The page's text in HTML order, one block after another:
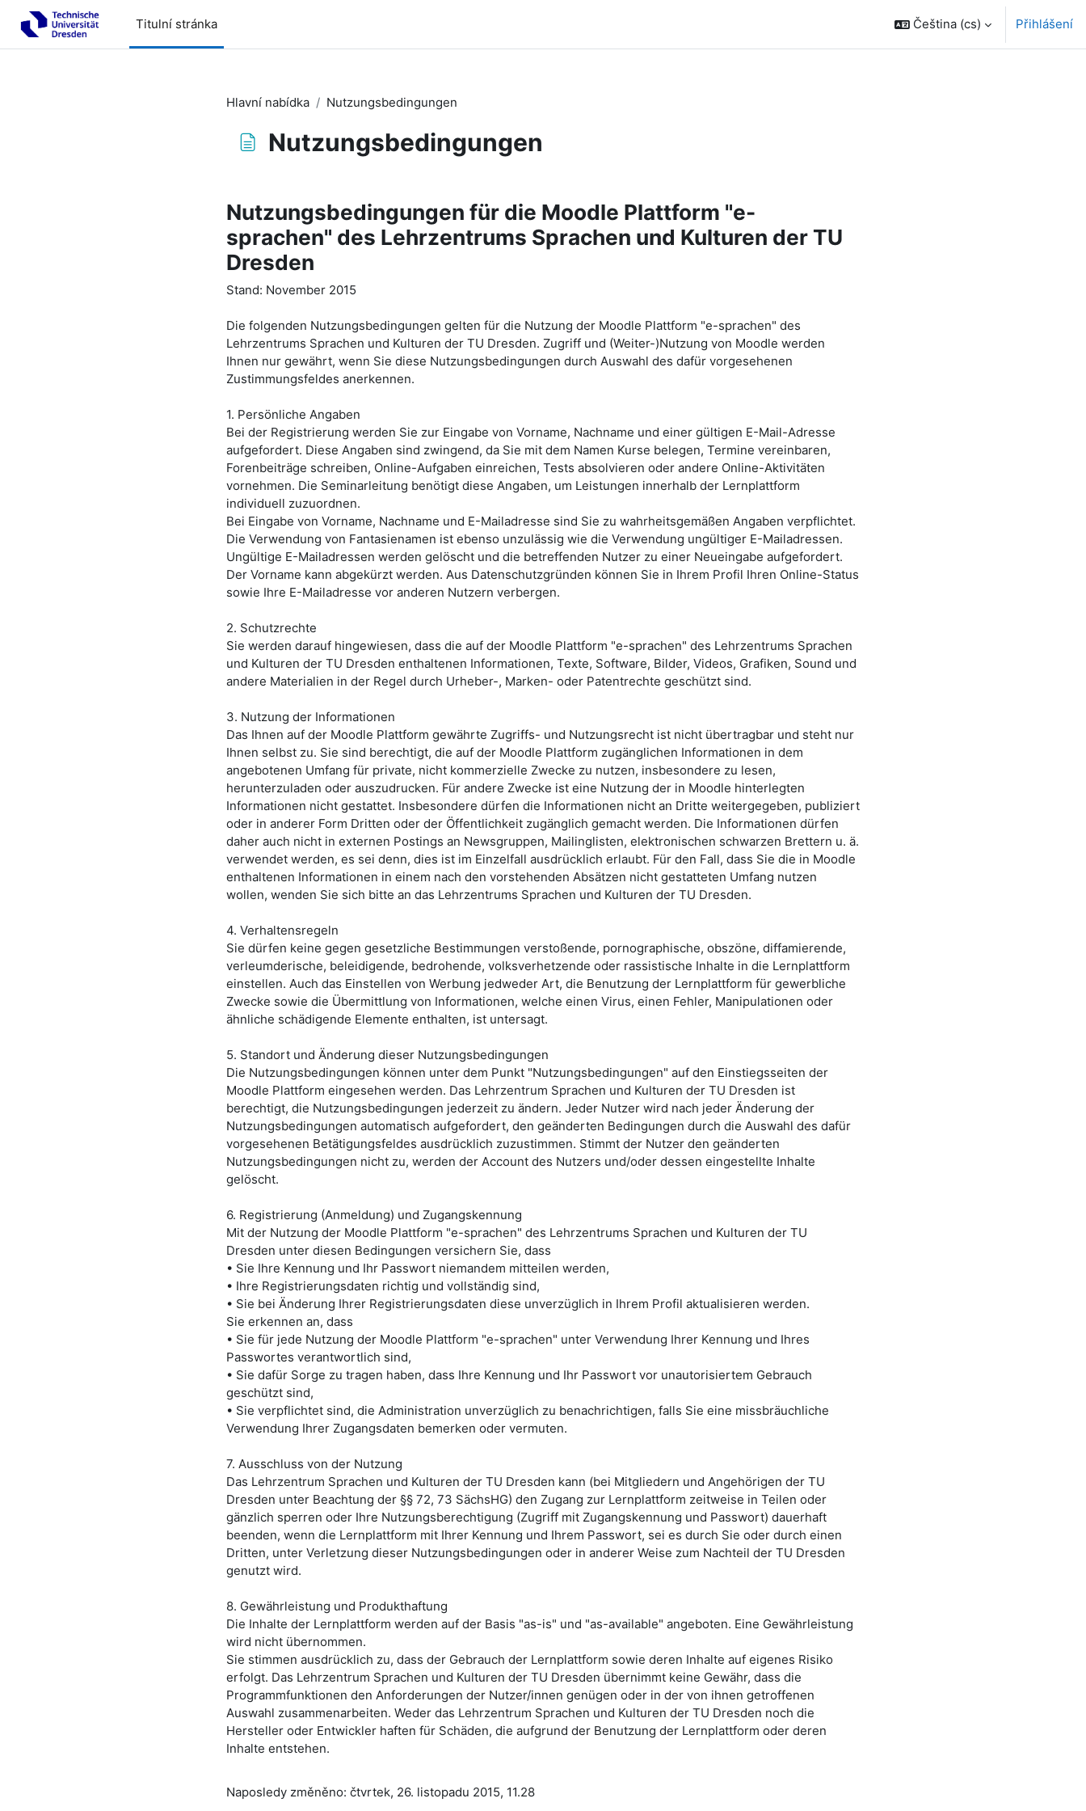
Přejít k hlavnímu obsahu
Titulní stránka
Čeština ‎(cs)‎ Přihlášení
Hlavní nabídka Nutzungsbedingungen
Nutzungsbedingungen
Nutzungsbedingungen für die Moodle Plattform "e-
sprachen" des Lehrzentrums Sprachen und Kulturen der TU
Dresden
Stand: November 2015
Die folgenden Nutzungsbedingungen gelten für die Nutzung der Moodle Plattform "e-sprachen" des
Lehrzentrums Sprachen und Kulturen der TU Dresden. Zugriff und (Weiter-)Nutzung von Moodle werden
Ihnen nur gewährt, wenn Sie diese Nutzungsbedingungen durch Auswahl des dafür vorgesehenen
Zustimmungsfeldes anerkennen.
1. Persönliche Angaben
Bei der Registrierung werden Sie zur Eingabe von Vorname, Nachname und einer gültigen E-Mail-Adresse
aufgefordert. Diese Angaben sind zwingend, da Sie mit dem Namen Kurse belegen, Termine vereinbaren,
Forenbeiträge schreiben, Online-Aufgaben einreichen, Tests absolvieren oder andere Online-Aktivitäten
vornehmen. Die Seminarleitung benötigt diese Angaben, um Leistungen innerhalb der Lernplattform
individuell zuzuordnen.
Bei Eingabe von Vorname, Nachname und E-Mailadresse sind Sie zu wahrheitsgemäßen Angaben verpflichtet.
Die Verwendung von Fantasienamen ist ebenso unzulässig wie die Verwendung ungültiger E-Mailadressen.
Ungültige E-Mailadressen werden gelöscht und die betreffenden Nutzer zu einer Neueingabe aufgefordert.
Der Vorname kann abgekürzt werden. Aus Datenschutzgründen können Sie in Ihrem Profil Ihren Online-Status
sowie Ihre E-Mailadresse vor anderen Nutzern verbergen.
2. Schutzrechte
Sie werden darauf hingewiesen, dass die auf der Moodle Plattform "e-sprachen" des Lehrzentrums Sprachen
und Kulturen der TU Dresden enthaltenen Informationen, Texte, Software, Bilder, Videos, Grafiken, Sound und
andere Materialien in der Regel durch Urheber-, Marken- oder Patentrechte geschützt sind.
3. Nutzung der Informationen
Das Ihnen auf der Moodle Plattform gewährte Zugriffs- und Nutzungsrecht ist nicht übertragbar und steht nur
Ihnen selbst zu. Sie sind berechtigt, die auf der Moodle Plattform zugänglichen Informationen in dem
angebotenen Umfang für private, nicht kommerzielle Zwecke zu nutzen, insbesondere zu lesen,
herunterzuladen oder auszudrucken. Für andere Zwecke ist eine Nutzung der in Moodle hinterlegten
Informationen nicht gestattet. Insbesondere dürfen die Informationen nicht an Dritte weitergegeben, publiziert
oder in anderer Form Dritten oder der Öffentlichkeit zugänglich gemacht werden. Die Informationen dürfen
daher auch nicht in externen Postings an Newsgruppen, Mailinglisten, elektronischen schwarzen Brettern u. ä.
verwendet werden, es sei denn, dies ist im Einzelfall ausdrücklich erlaubt. Für den Fall, dass Sie die in Moodle
enthaltenen Informationen in einem nach den vorstehenden Absätzen nicht gestatteten Umfang nutzen
wollen, wenden Sie sich bitte an das Lehrzentrums Sprachen und Kulturen der TU Dresden.
4. Verhaltensregeln
Sie dürfen keine gegen gesetzliche Bestimmungen verstoßende, pornographische, obszöne, diffamierende,
verleumderische, beleidigende, bedrohende, volksverhetzende oder rassistische Inhalte in die Lernplattform
einstellen. Auch das Einstellen von Werbung jedweder Art, die Benutzung der Lernplattform für gewerbliche
Zwecke sowie die Übermittlung von Informationen, welche einen Virus, einen Fehler, Manipulationen oder
ähnliche schädigende Elemente enthalten, ist untersagt.
5. Standort und Änderung dieser Nutzungsbedingungen
Die Nutzungsbedingungen können unter dem Punkt "Nutzungsbedingungen" auf den Einstiegsseiten der
Moodle Plattform eingesehen werden. Das Lehrzentrum Sprachen und Kulturen der TU Dresden ist
berechtigt, die Nutzungsbedingungen jederzeit zu ändern. Jeder Nutzer wird nach jeder Änderung der
Nutzungsbedingungen automatisch aufgefordert, den geänderten Bedingungen durch die Auswahl des dafür
vorgesehenen Betätigungsfeldes ausdrücklich zuzustimmen. Stimmt der Nutzer den geänderten
Nutzungsbedingungen nicht zu, werden der Account des Nutzers und/oder dessen eingestellte Inhalte
gelöscht.
6. Registrierung (Anmeldung) und Zugangskennung
Mit der Nutzung der Moodle Plattform "e-sprachen" des Lehrzentrums Sprachen und Kulturen der TU
Dresden unter diesen Bedingungen versichern Sie, dass
• Sie Ihre Kennung und Ihr Passwort niemandem mitteilen werden,
• Ihre Registrierungsdaten richtig und vollständig sind,
• Sie bei Änderung Ihrer Registrierungsdaten diese unverzüglich in Ihrem Profil aktualisieren werden.
Sie erkennen an, dass
• Sie für jede Nutzung der Moodle Plattform "e-sprachen" unter Verwendung Ihrer Kennung und Ihres
Passwortes verantwortlich sind,
• Sie dafür Sorge zu tragen haben, dass Ihre Kennung und Ihr Passwort vor unautorisiertem Gebrauch
geschützt sind,
• Sie verpflichtet sind, die Administration unverzüglich zu benachrichtigen, falls Sie eine missbräuchliche
Verwendung Ihrer Zugangsdaten bemerken oder vermuten.
7. Ausschluss von der Nutzung
Das Lehrzentrum Sprachen und Kulturen der TU Dresden kann (bei Mitgliedern und Angehörigen der TU
Dresden unter Beachtung der §§ 72, 73 SächsHG) den Zugang zur Lernplattform zeitweise in Teilen oder
gänzlich sperren oder Ihre Nutzungsberechtigung (Zugriff mit Zugangskennung und Passwort) dauerhaft
beenden, wenn die Lernplattform mit Ihrer Kennung und Ihrem Passwort, sei es durch Sie oder durch einen
Dritten, unter Verletzung dieser Nutzungsbedingungen oder in anderer Weise zum Nachteil der TU Dresden
genutzt wird.
8. Gewährleistung und Produkthaftung
Die Inhalte der Lernplattform werden auf der Basis "as-is" und "as-available" angeboten. Eine Gewährleistung
wird nicht übernommen.
Sie stimmen ausdrücklich zu, dass der Gebrauch der Lernplattform sowie deren Inhalte auf eigenes Risiko
erfolgt. Das Lehrzentrum Sprachen und Kulturen der TU Dresden übernimmt keine Gewähr, dass die
Programmfunktionen den Anforderungen der Nutzer/innen genügen oder in der von ihnen getroffenen
Auswahl zusammenarbeiten. Weder das Lehrzentrum Sprachen und Kulturen der TU Dresden noch die
Hersteller oder Entwickler haften für Schäden, die aufgrund der Benutzung der Lernplattform oder deren
Inhalte entstehen.
Naposledy změněno: čtvrtek, 26. listopadu 2015, 11.28